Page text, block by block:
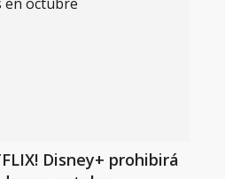
Disney+ prohibirá